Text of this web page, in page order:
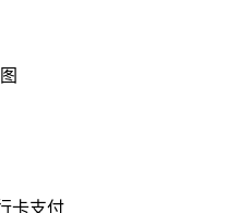
卡支付